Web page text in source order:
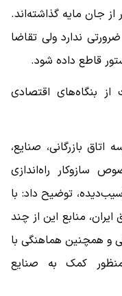
از جان مایه گذاشته‌اند.
ندارد ولی تقاضا
قاطع داده شود.
از بنگاه‌های اقتصادی
بازرگانی، صنایع،
سازوکار راه‌اندازی
توضیح داد: با
منابع این از چند
و همچنین هماهنگی با
کمک به صنایع